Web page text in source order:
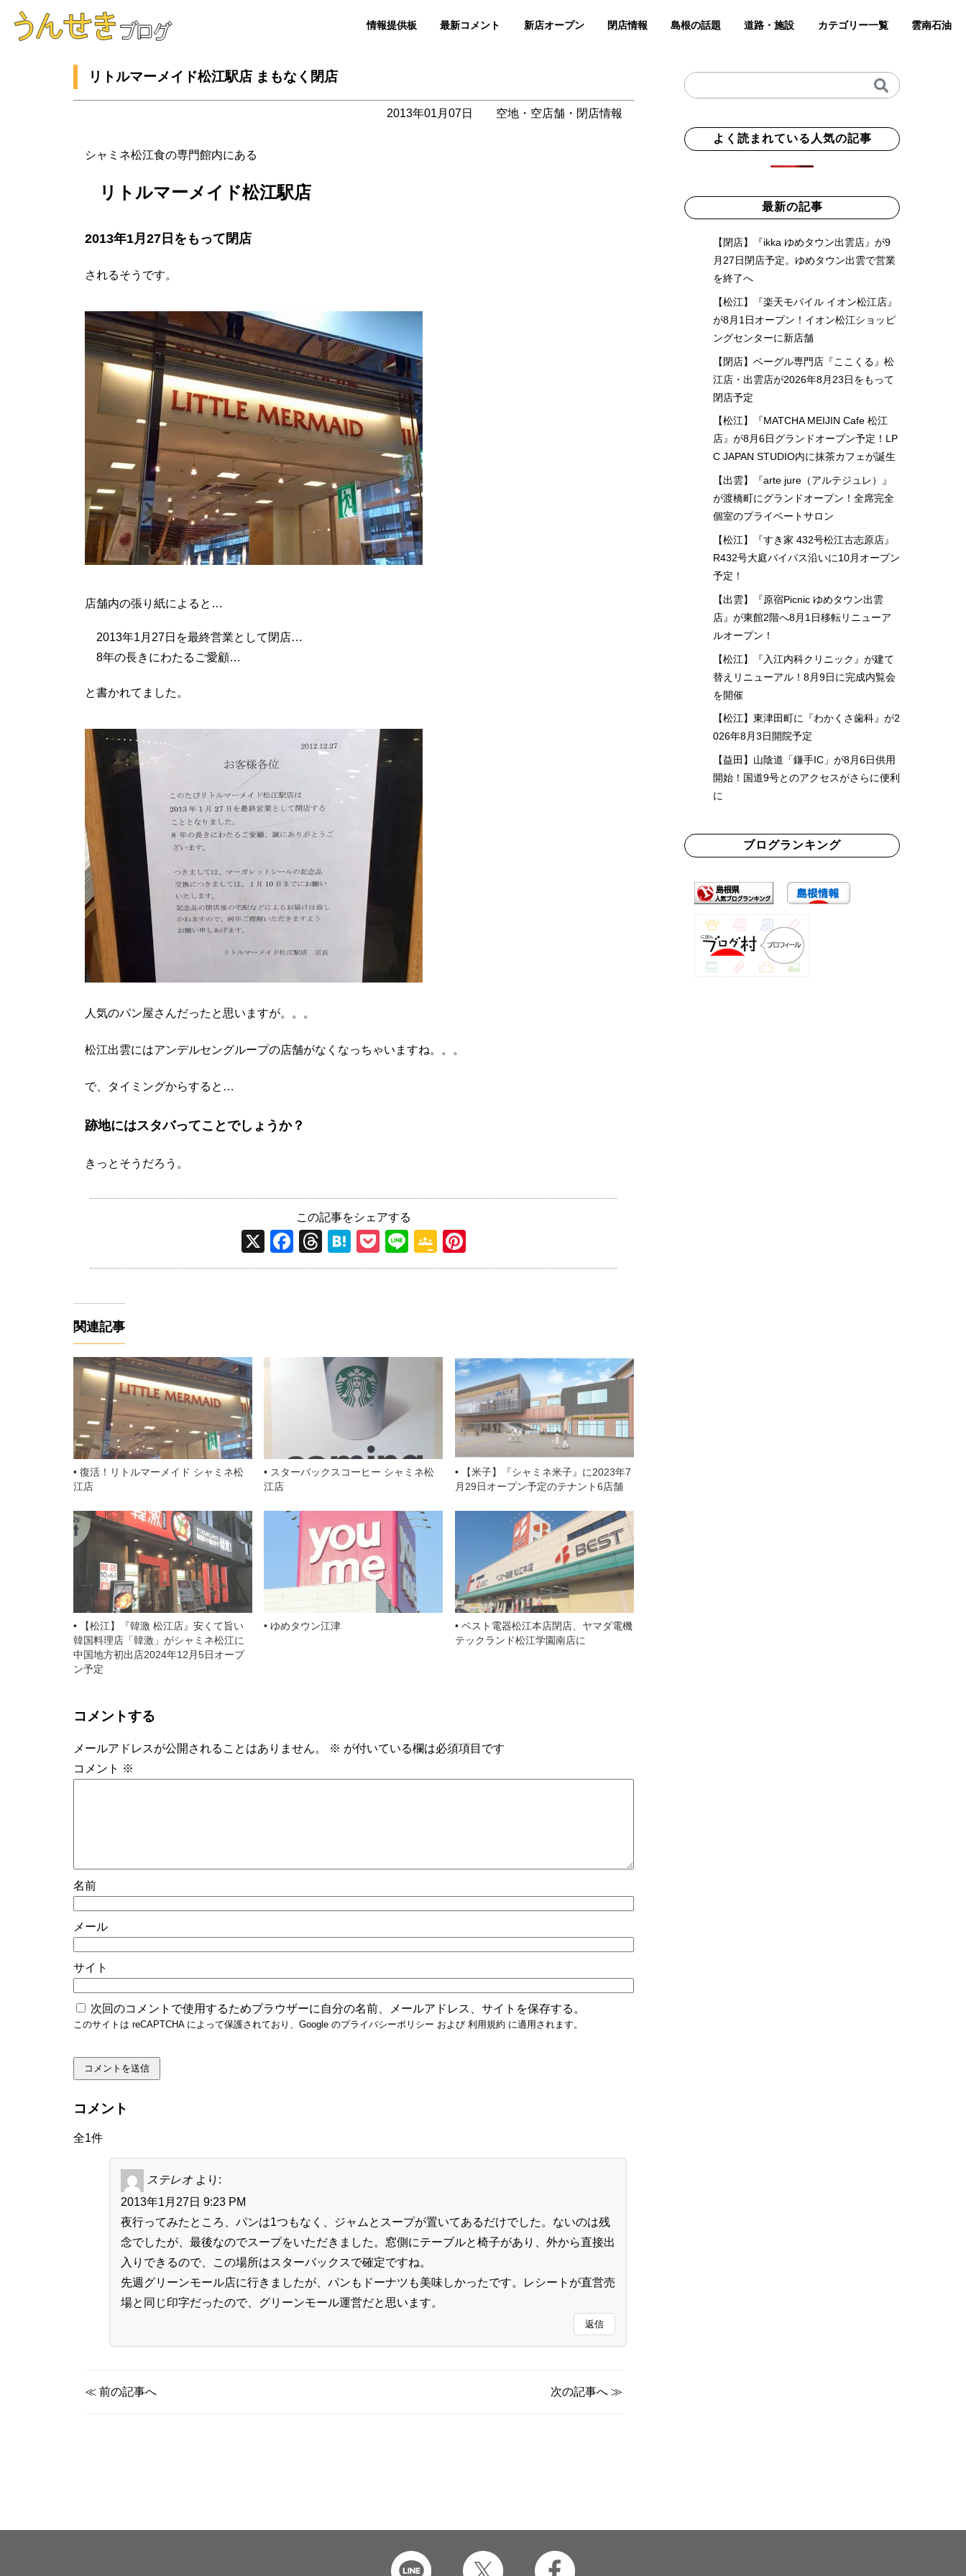
情報提供板 最新コメント 新店オープン 閉店情報 島根の話題 道路・施設 カテゴリー一覧 雲南石油
リトルマーメイド松江駅店 まもなく閉店
2013年01月07日 空地・空店舗・閉店情報
シャミネ松江食の専門館内にある
リトルマーメイド松江駅店
2013年1月27日をもって閉店
されるそうです。
店舗内の張り紙によると…
2013年1月27日を最終営業として閉店…
8年の長きにわたるご愛顧…
と書かれてました。
人気のパン屋さんだったと思いますが。。。
松江出雲にはアンデルセングループの店舗がなくなっちゃいますね。。。
で、タイミングからすると…
跡地にはスタバってことでしょうか？
きっとそうだろう。
この記事をシェアする
X
F
a
o
T
hr
s
H
at
P
o
Li
n
G
o
Cl
ss
ro
m
nt
関連記事
復活！リトルマーメイド シャミネ松
江店
スターバックスコーヒー シャミネ松
江店
【米子】『シャミネ米子』に2023年7
月29日オープン予定のテナント6店舗
【松江】『韓激 松江店』安くて旨い
韓国料理店「韓激」がシャミネ松江に
中国地方初出店2024年12月5日オープ
ン予定
ゆめタウン江津
ベスト電器松江本店閉店、ヤマダ電機
テックランド松江学園南店に
コメントする
メールアドレスが公開されることはありません。 ※ が付いている欄は必須項目です
コメント ※
名前
メール
サイト
次回のコメントで使用するためブラウザーに自分の名前、メールアドレス、サイトを保存する。
このサイトは reCAPTCHA によって保護されており、Google のプライバシーポリシー および 利用規約 に適用されます。
コメント
全1件
ステレオ より:
2013年1月27日 9:23 PM
夜行ってみたところ、パンは1つもなく、ジャムとスープが置いてあるだけでした。ないのは残
念でしたが、最後なのでスープをいただきました。窓側にテーブルと椅子があり、外から直接出
入りできるので、この場所はスターバックスで確定ですね。
先週グリーンモール店に行きましたが、パンもドーナツも美味しかったです。レシートが直営売
場と同じ印字だったので、グリーンモール運営だと思います。
返信
≪ 前の記事へ 次の記事へ ≫
よく読まれている人気の記事
最新の記事
【閉店】『ikka ゆめタウン出雲店』が9
月27日閉店予定。ゆめタウン出雲で営業
を終了へ
【松江】『楽天モバイル イオン松江店』
が8月1日オープン！イオン松江ショッピ
ングセンターに新店舗
【閉店】ベーグル専門店『ここくる』松
江店・出雲店が2026年8月23日をもって
閉店予定
【松江】『MATCHA MEIJIN Cafe 松江
店』が8月6日グランドオープン予定！LP
C JAPAN STUDIO内に抹茶カフェが誕生
【出雲】『arte jure（アルテジュレ）』
が渡橋町にグランドオープン！全席完全
個室のプライベートサロン
【松江】『すき家 432号松江古志原店』
R432号大庭バイパス沿いに10月オープン
予定！
【出雲】『原宿Picnic ゆめタウン出雲
店』が東館2階へ8月1日移転リニューア
ルオープン！
【松江】『入江内科クリニック』が建て
替えリニューアル！8月9日に完成内覧会
を開催
【松江】東津田町に『わかくさ歯科』が2
026年8月3日開院予定
【益田】山陰道「鎌手IC」が8月6日供用
開始！国道9号とのアクセスがさらに便利
に
ブログランキング